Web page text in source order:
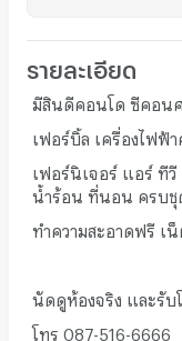
รายละเอียด
มีสินดีคอนโด ซีคอน
เฟอร์บิ้ล เครื่องไฟฟ้า
เฟอร์นิเจอร์ แอร์ ทีวี
น้ำร้อน ที่นอน ครบชุ
ทำความสะอาดฟรี เ
นัดดูห้องจริง และรับ
โทร 087-516-6666